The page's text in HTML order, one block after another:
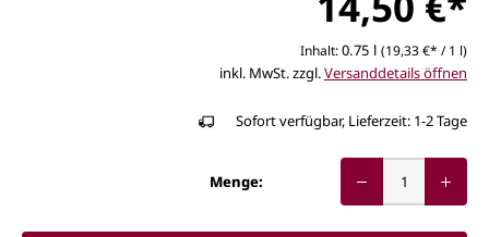
Inhalt:0.75 l (19,33 €* / 1 l)
inkl. MwSt. zzgl.Versanddetails öffnen
Sofort verfügbar, Lieferzeit: 1-2 Tage
Menge: